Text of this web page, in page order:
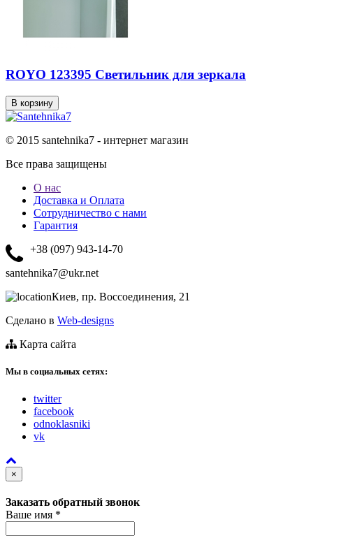
ROYO 123395 Светильник для зеркала
© 2015 santehnika7 - интернет магазин
Все права защищены
О нас
Доставка и Оплата
Сотрудничество с нами
Гарантия
+38 (097) 943-14-70
santehnika7@ukr.net
Киев, пр. Воссоединения, 21
Сделано в Web-designs
Карта сайта
Мы в социальных сетях:
twitter
facebook
odnoklasniki
vk
×
Заказать обратный звонок
Ваше имя *